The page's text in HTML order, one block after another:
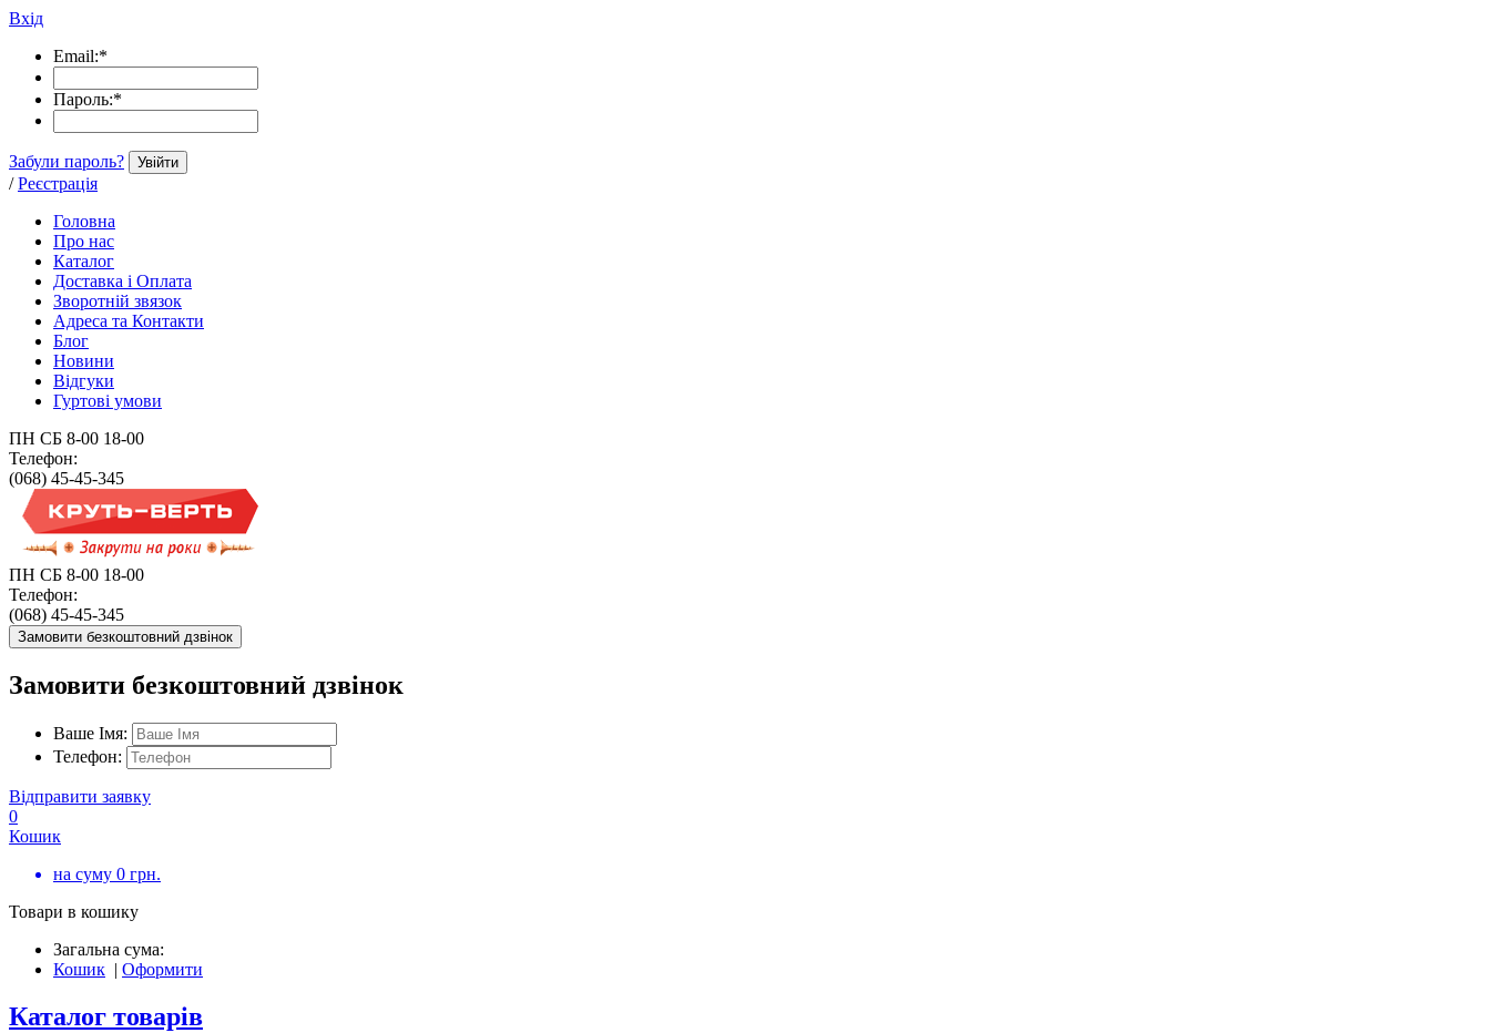
Вхід
Email:*
Пароль:*
Забули пароль? Увійти
/ Реєстрація
Головна
Про нас
Каталог
Доставка і Оплата
Зворотній звязок
Адреса та Контакти
Блог
Новини
Відгуки
Гуртові умови
ПН СБ 8-00 18-00
Телефон:
(068) 45-45-345
ПН СБ 8-00 18-00
Телефон:
(068) 45-45-345
Замовити безкоштовний дзвінок
Замовити безкоштовний дзвінок
Ваше Імя:
Телефон:
Відправити заявку
0
Кошик
на суму 0 грн.
Товари в кошику
Загальна сума:
Кошик | Оформити
Каталог товарів